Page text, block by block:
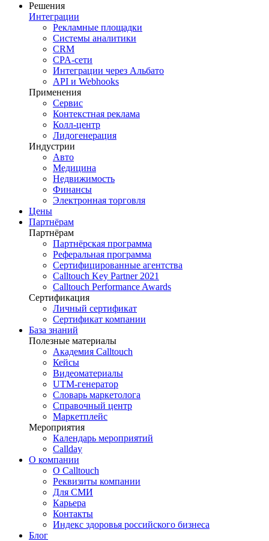
Решения
Интеграции
Рекламные площадки
Системы аналитики
CRM
CPA-сети
Интеграции через Альбато
API и Webhooks
Применения
Сервис
Контекстная реклама
Колл-центр
Лидогенерация
Индустрии
Авто
Медицина
Недвижимость
Финансы
Электронная торговля
Цены
Партнёрам
Партнёрам
Партнёрская программа
Реферальная программа
Сертифицированные агентства
Calltouch Key Partner 2021
Calltouch Performance Awards
Сертификация
Личный сертификат
Сертификат компании
База знаний
Полезные материалы
Академия Calltouch
Кейсы
Видеоматериалы
UTM-генератор
Словарь маркетолога
Справочный центр
Маркетплейс
Мероприятия
Календарь мероприятий
Callday
О компании
О Calltouch
Реквизиты компании
Для СМИ
Карьера
Контакты
Индекс здоровья российского бизнеса
Блог